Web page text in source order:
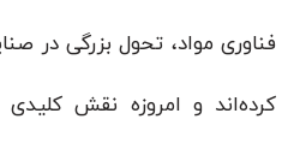
فناوری مواد، تحول بزرگی در
کرده‌اند و امروزه نقش